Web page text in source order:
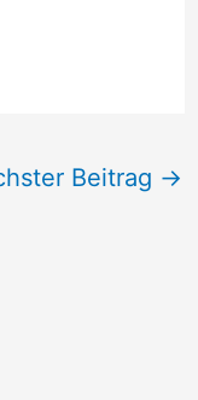
Beitrag →